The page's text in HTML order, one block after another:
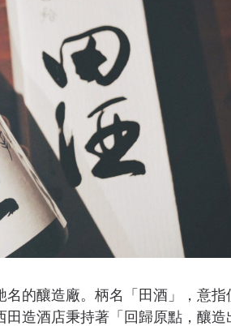
的釀造廠。柄名「田酒」，意指
造酒店秉持著「回歸原點，釀造